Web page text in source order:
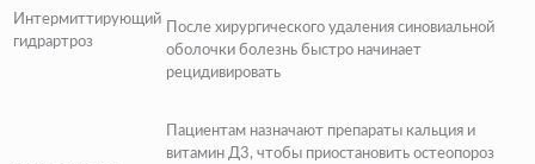
Интермиттирующий
гидрартроз
После хирургического удаления синовиальной
оболочки болезнь быстро начинает
рецидивировать
Пациентам назначают препараты кальция и
витамин Д3, чтобы приостановить остеопороз